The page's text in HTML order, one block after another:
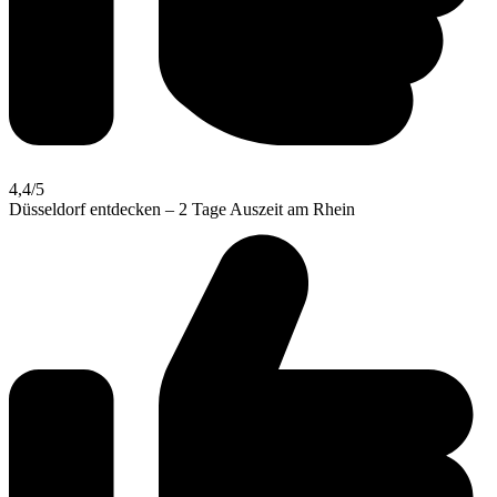
4,4/5
Düsseldorf entdecken – 2 Tage Auszeit am Rhein